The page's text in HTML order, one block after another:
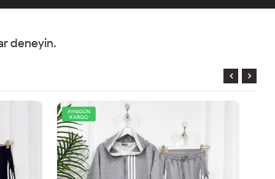
deneyin.
AYNIGÜN
KARGO